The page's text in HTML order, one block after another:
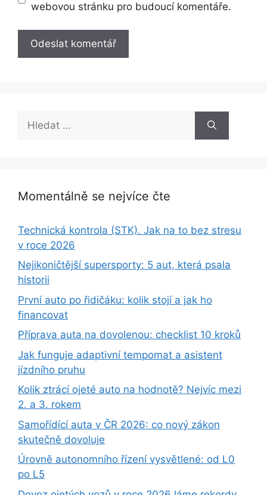
webovou stránku pro budoucí komentáře.
Momentálně se nejvíce čte
Technická kontrola (STK). Jak na to bez stresu
v roce 2026
Nejikoničtější supersporty: 5 aut, která psala
historii
První auto po řidičáku: kolik stojí a jak ho
financovat
Příprava auta na dovolenou: checklist 10 kroků
Jak funguje adaptivní tempomat a asistent
jízdního pruhu
Kolik ztrácí ojeté auto na hodnotě? Nejvíc mezi
2. a 3. rokem
Samořídící auta v ČR 2026: co nový zákon
skutečně dovoluje
Úrovně autonomního řízení vysvětlené: od L0
po L5